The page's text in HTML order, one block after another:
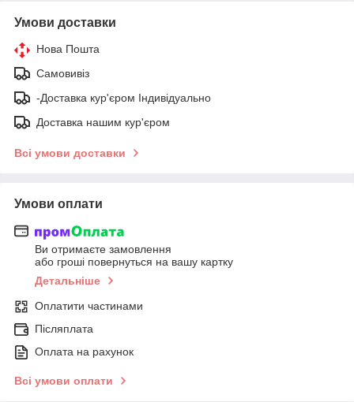
Умови доставки
Нова Пошта
Самовивіз
-Доставка кур'єром Індивідуально
Доставка нашим кур'єром
Всі умови доставки
Умови оплати
Ви отримаєте замовлення
або гроші повернуться на вашу картку
Детальніше
Оплатити частинами
Післяплата
Оплата на рахунок
Всі умови оплати